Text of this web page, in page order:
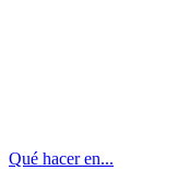
Qué hacer en...